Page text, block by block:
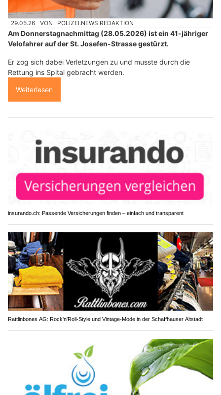
29.05.26 VON POLIZEI.NEWS REDAKTION
Am Donnerstagnachmittag (28.05.2026) ist ein 41-jähriger
Velofahrer auf der St. Josefen-Strasse gestürzt.
Er zog sich dabei Verletzungen zu und musste durch die
Rettung ins Spital gebracht werden.
Weiterlesen
insurando.ch: Passende Versicherungen finden – einfach und transparent
Rattlinbones AG: Rock'n'Roll-Style und Vintage-Mode in der Schaffhauser Altstadt